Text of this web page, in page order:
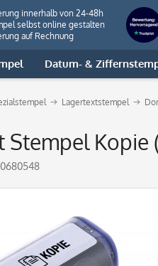
innerhalb von 24-48h
selbst online gestalten
auf Rechnung
Datum- &
Lagertextstempel
Stempel Kopie